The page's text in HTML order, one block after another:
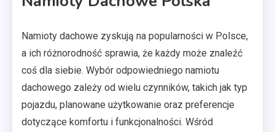
Namioty dachowe zyskują na popularności w Polsce,
a ich różnorodność sprawia, że każdy może znaleźć
coś dla siebie. Wybór odpowiedniego namiotu
dachowego zależy od wielu czynników, takich jak typ
pojazdu, planowane użytkowanie oraz preferencje
dotyczące komfortu i funkcjonalności. Wśród